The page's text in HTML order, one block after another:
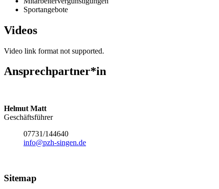
Sportangebote
Videos
Video link format not supported.
Ansprechpartner*in
Helmut Matt
Geschäftsführer
07731/144640
info@pzh-singen.de
Sitemap